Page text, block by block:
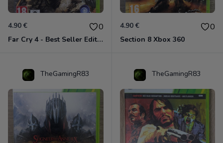
4.90 € 0
Far Cry 4 - Best Seller Edition Xbox 360
4.90 € 0
Section 8 Xbox 360
TheGamingR83 TheGamingR83